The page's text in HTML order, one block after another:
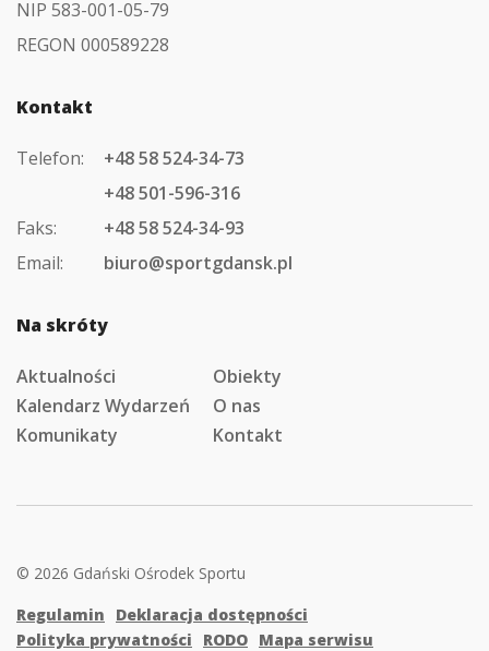
NIP 583-001-05-79
REGON 000589228
Kontakt
Telefon:
+48 58 524-34-73
+48 501-596-316
Faks:
+48 58 524-34-93
Email:
biuro@sportgdansk.pl
Na skróty
Aktualności
Obiekty
Kalendarz Wydarzeń
O nas
Komunikaty
Kontakt
© 2026 Gdański Ośrodek Sportu
Regulamin
Deklaracja dostępności
Polityka prywatności
RODO Mapa serwisu